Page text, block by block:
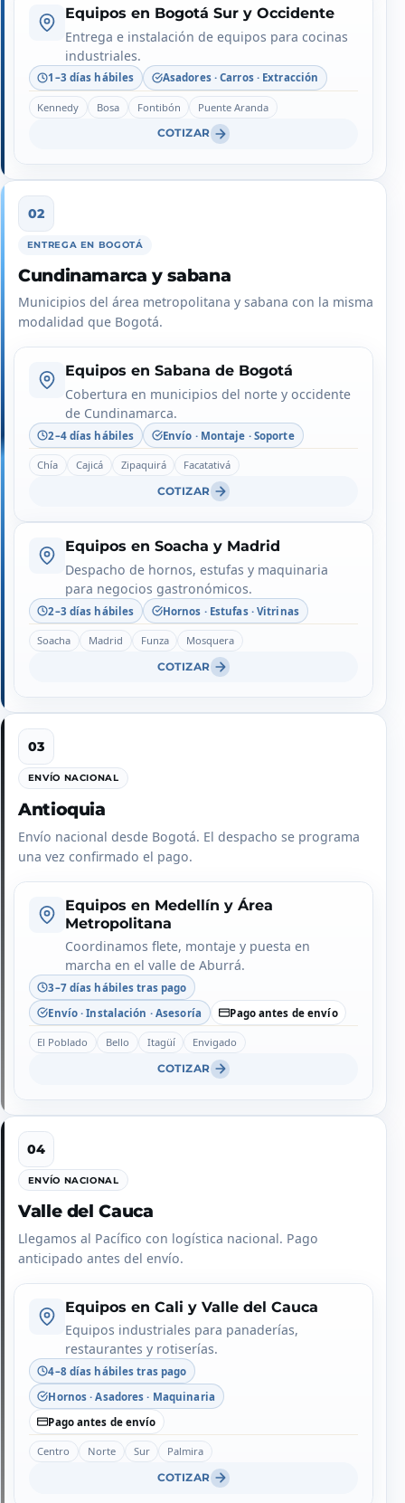
Equipos en Bogotá Sur y Occidente
Entrega e instalación de equipos para cocinas
industriales.
1–3 días hábiles Asadores · Carros · Extracción
Kennedy Bosa Fontibón Puente Aranda
COTIZAR
ENTREGA EN BOGOTÁ
Cundinamarca y sabana
Municipios del área metropolitana y sabana con la misma
modalidad que Bogotá.
Equipos en Sabana de Bogotá
Cobertura en municipios del norte y occidente
de Cundinamarca.
2–4 días hábiles Envío · Montaje · Soporte
Chía Cajicá Zipaquirá Facatativá
COTIZAR
Equipos en Soacha y Madrid
Despacho de hornos, estufas y maquinaria
para negocios gastronómicos.
2–3 días hábiles Hornos · Estufas · Vitrinas
Soacha Madrid Funza Mosquera
COTIZAR
ENVÍO NACIONAL
Antioquia
Envío nacional desde Bogotá. El despacho se programa
una vez confirmado el pago.
Equipos en Medellín y Área
Metropolitana
Coordinamos flete, montaje y puesta en
marcha en el valle de Aburrá.
3–7 días hábiles tras pago
Envío · Instalación · Asesoría
Pago antes de envío
El Poblado Bello Itagüí Envigado
COTIZAR
ENVÍO NACIONAL
Valle del Cauca
Llegamos al Pacífico con logística nacional. Pago
anticipado antes del envío.
Equipos en Cali y Valle del Cauca
Equipos industriales para panaderías,
restaurantes y rotiserías.
4–8 días hábiles tras pago
Hornos · Asadores · Maquinaria
Pago antes de envío
Centro Norte Sur Palmira
COTIZAR